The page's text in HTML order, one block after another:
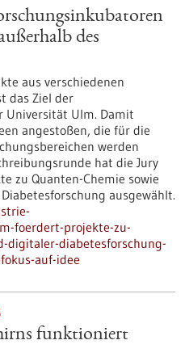
des
aus verschiedenen
das Ziel der
Universität Ulm. Damit
angestoßen, die für die
werden
hat die Jury
zu Quanten-Chemie sowie
ausgewählt.
foerdert-projekte-zu-
digitaler-diabetesforschung-
auf-idee
funktioniert